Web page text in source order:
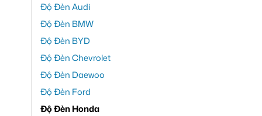
Độ Đèn Audi
Độ Đèn BMW
Độ Đèn BYD
Độ Đèn Chevrolet
Độ Đèn Daewoo
Độ Đèn Ford
Độ Đèn Honda